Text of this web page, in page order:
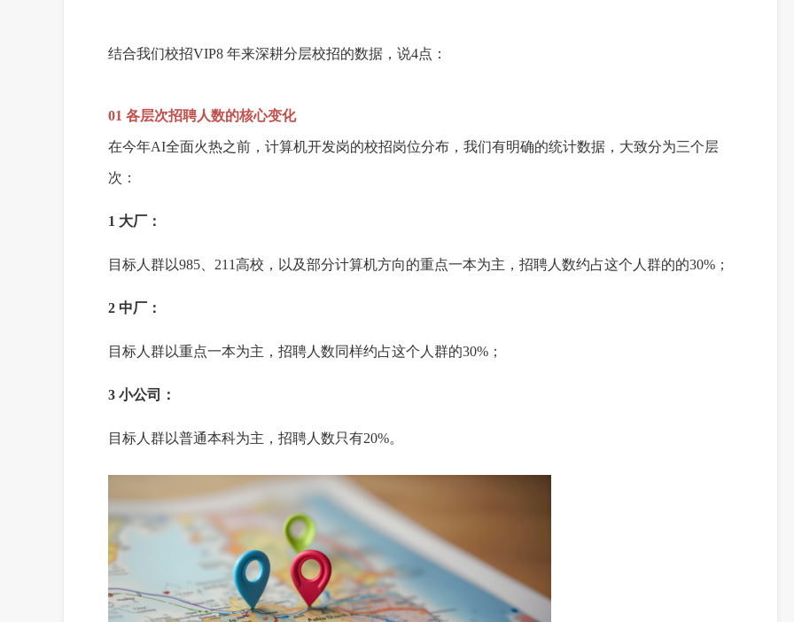
结合我们校招VIP8 年来深耕分层校招的数据，说4点：
01 各层次招聘人数的核心变化
在今年AI全面火热之前，计算机开发岗的校招岗位分布，我们有明确的统计数据，大致分为三个层
次：
1 大厂：
目标人群以985、211高校，以及部分计算机方向的重点一本为主，招聘人数约占这个人群的的30%；
2 中厂：
目标人群以重点一本为主，招聘人数同样约占这个人群的30%；
3 小公司：
目标人群以普通本科为主，招聘人数只有20%。